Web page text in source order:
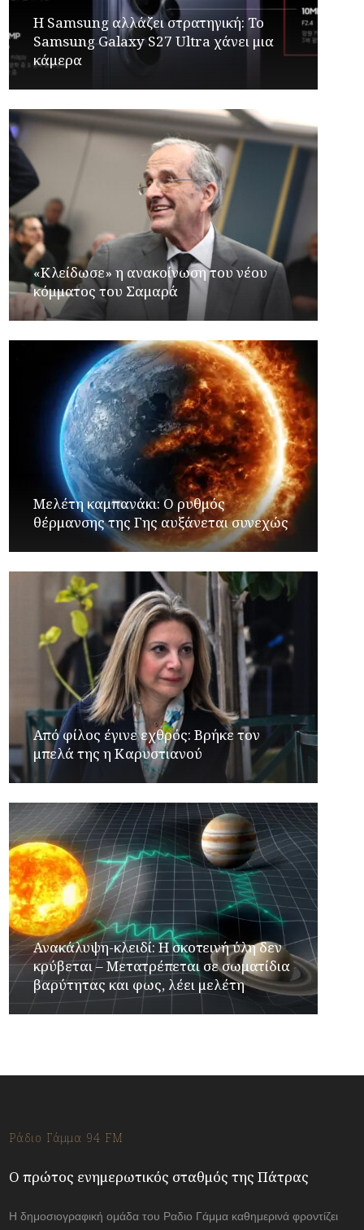
Η Samsung αλλάζει στρατηγική: Το
Samsung Galaxy S27 Ultra χάνει μια
κάμερα
«Κλείδωσε» η ανακοίνωση του νέου
κόμματος του Σαμαρά
Μελέτη καμπανάκι: Ο ρυθμός
θέρμανσης της Γης αυξάνεται συνεχώς
Από φίλος έγινε εχθρός: Βρήκε τον
μπελά της η Καρυστιανού
Ανακάλυψη-κλειδί: Η σκοτεινή ύλη δεν
κρύβεται – Μετατρέπεται σε σωματίδια
βαρύτητας και φως, λέει μελέτη
Ράδιο Γάμμα 94 FM
Ο πρώτος ενημερωτικός σταθμός της Πάτρας
Η δημοσιογραφική ομάδα του Ραδιο Γάμμα καθημερινά φροντίζει